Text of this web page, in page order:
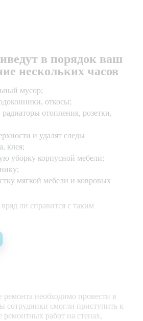
в порядок ваш
нескольких часов
мусор;
откосы;
отопления, розетки,
и удалят следы
клея;
уборку корпусной мебели;
мягкой мебели и ковровых
ли справится с таким
ремонта необходимо провести в
сотрудники смогли приступить к
ремонтных работ на стенах,